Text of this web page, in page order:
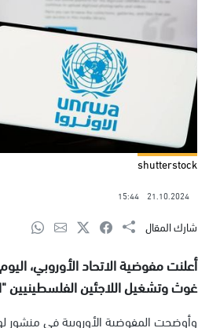
shutterstock
21.10.2024
15:44
شارك المقال
أعلنت مفوضية الاتحاد الأوروبي،
غوث وتشغيل اللاجئين الفلسطينيين "الأونروا"
وأوضحت المفوضية الأوروبية في منشور